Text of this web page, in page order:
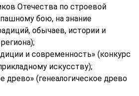
Отечества по строевой
бою, на знание
обычаев, истории и
и современность» (конкурс
искусству);
древо» (генеалогическое древо